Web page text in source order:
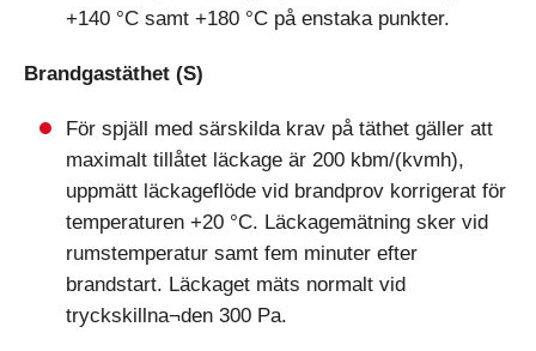
+140 °C samt +180 °C på enstaka punkter.
Brandgastäthet (S)
För spjäll med särskilda krav på täthet gäller att
maximalt tillåtet läckage är 200 kbm/(kvmh),
uppmätt läckageflöde vid brandprov korrigerat för
temperaturen +20 °C. Läckagemätning sker vid
rumstemperatur samt fem minuter efter
brandstart. Läckaget mäts normalt vid
tryckskillna¬den 300 Pa.